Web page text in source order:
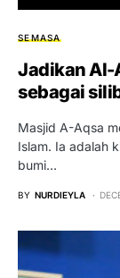
SEMASA
Jadikan Al-
sebagai
Masjid A-Aqsa
Islam. Ia adalah
bumi…
BY NURDIEYLA